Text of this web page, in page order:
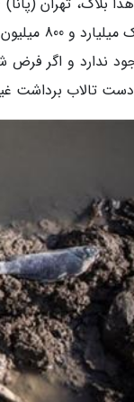
به
ندارد و اگر فرض
تالاب برداشت